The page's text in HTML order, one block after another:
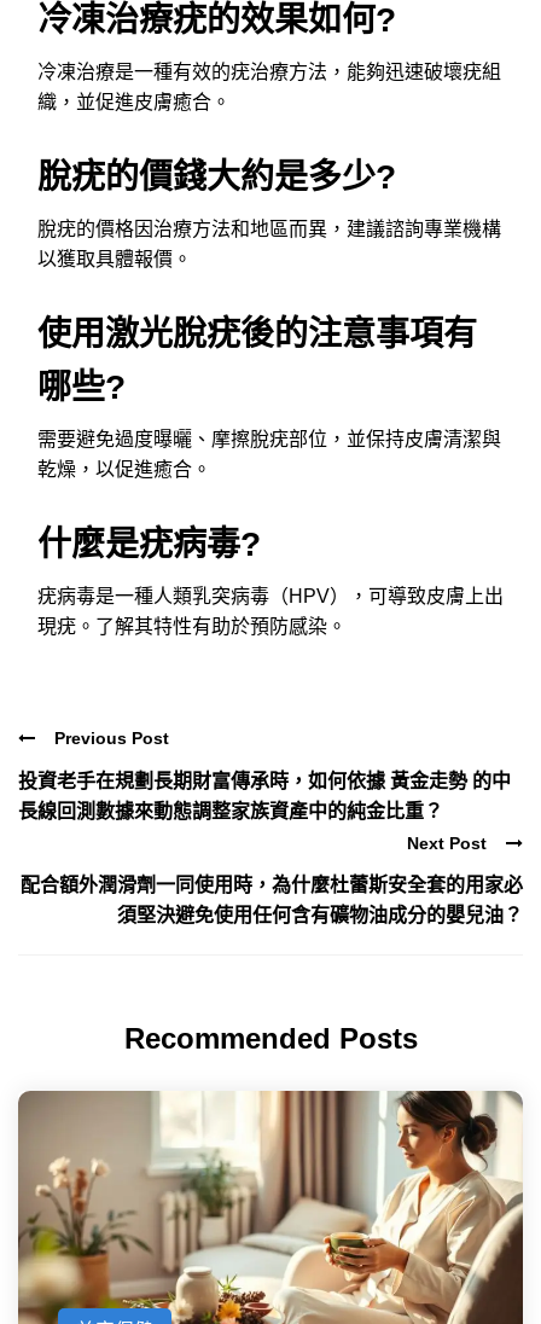
冷凍治療疣的效果如何?
冷凍治療是一種有效的疣治療方法，能夠迅速破壞疣組
織，並促進皮膚癒合。
脫疣的價錢大約是多少?
脫疣的價格因治療方法和地區而異，建議諮詢專業機構
以獲取具體報價。
使用激光脫疣後的注意事項有
哪些?
需要避免過度曝曬、摩擦脫疣部位，並保持皮膚清潔與
乾燥，以促進癒合。
什麼是疣病毒?
疣病毒是一種人類乳突病毒（HPV），可導致皮膚上出
現疣。了解其特性有助於預防感染。
Previous Post
投資老手在規劃長期財富傳承時，如何依據 黃金走勢 的中
長線回測數據來動態調整家族資產中的純金比重？
Next Post
配合額外潤滑劑一同使用時，為什麼杜蕾斯安全套的用家必
須堅決避免使用任何含有礦物油成分的嬰兒油？
Recommended Posts